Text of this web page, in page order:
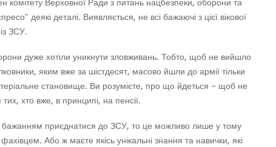
комітету Верховної Ради з питань нацбезпеки, оборони та
деякі деталі. Виявляється, не всі бажаючі з цієї вікової
ЗСУ.
дуже хотіли уникнути зловживань. Тобто, щоб не вийшло
яким вже за шістдесят, масово йшли до армії тільки
становище. Ви розумієте, про що йдеться – щоб не
хто вже, в принципі, на пенсії.
бажанням приєднатися до ЗСУ, то це можливо лише у тому
Або ж маєте якісь унікальні знання та навички, які